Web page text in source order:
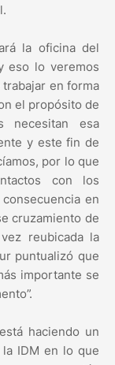
la oficina del
eso lo veremos
en forma
el propósito de
necesitan esa
y este fin de
por lo que
con los
en
cruzamiento de
reubicada la
puntualizó que
importante se
haciendo un
IDM en lo que